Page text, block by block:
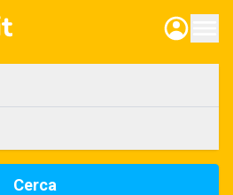
Cerca